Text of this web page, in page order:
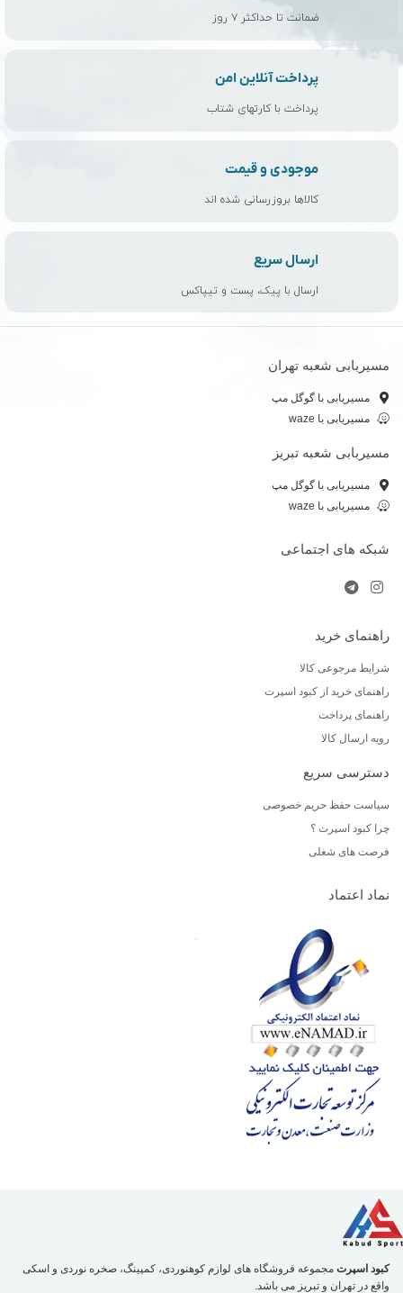
ضمانت تا حداکثر ۷ روز
پرداخت آنلاین امن
پرداخت با کارتهای شتاب
موجودی و قیمت
کالاها بروزرسانی شده اند
ارسال سریع
ارسال با پیک، پست و تیپاکس
مسیربابی شعبه تهران
مسیریابی با گوگل مپ
مسیریابی با waze
مسیربابی شعبه تبریز
مسیریابی با گوگل مپ
مسیریابی با waze
شبکه های اجتماعی
راهنمای خرید
شرایط مرجوعی کالا
راهنمای خرید از کبود اسپرت
راهنمای پرداخت
رویه ارسال کالا
دسترسی سریع
سیاست حفظ حریم خصوصی
چرا کبود اسپرت ؟
فرصت های شغلی
نماد اعتماد
کبود اسپرت مجموعه فروشگاه های لوازم کوهنوردی، کمپینگ، صخره نوردی و اسکی
واقع در تهران و تبریز می باشد.